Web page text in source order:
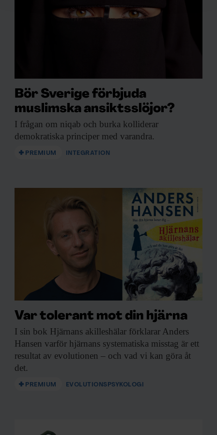
för sociala medier och analysera vår trafik. Vi
vidarebefordrar även sådana identifierare och annan
samlat in när du har använt deras tjänster.
Bör Sverige förbjuda
muslimska ansiktsslöjor?
I frågan om niqab och burka kolliderar
demokratiska principer med varandra.
PREMIUM INTEGRATION
Var tolerant mot din hjärna
I sin bok Hjärnans akilleshälar förklarar Anders
Hansen varför hjärnans systematiska misstag är ett
resultat av evolutionen – och vad vi kan göra åt
det.
PREMIUM EVOLUTIONSPSYKOLOGI